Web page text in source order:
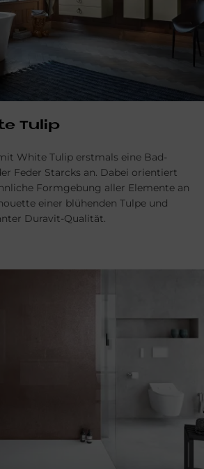
Tulip
White Tulip erstmals eine Bad-
Feder Starcks an. Dabei orientiert
Formgebung aller Elemente an
einer blühenden Tulpe und
Duravit-Qualität.